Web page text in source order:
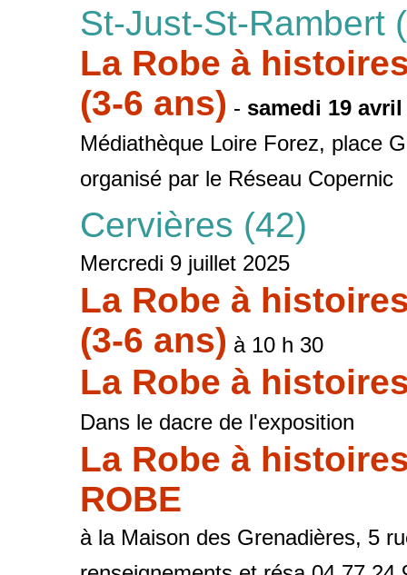
St-Just-St-Rambert
La Robe à
(3-6 ans) - samedi 19 avril
Médiathèque Loire Forez, place
organisé par le Réseau Copernic
Cervières (42)
Mercredi 9 juillet 2025
La Robe à
(3-6 ans) à 10 h 30
La Robe à
Dans le dacre de l'exposition
La Robe à
ROBE
à la Maison des Grenadières, 5